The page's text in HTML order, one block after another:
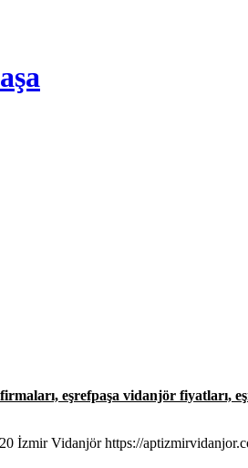
eşrefpaşa vidanjör
İzmir Vidanjör https://